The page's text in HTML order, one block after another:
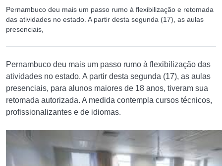
Pernambuco deu mais um passo rumo à flexibilização e retomada
das atividades no estado. A partir desta segunda (17), as aulas
presenciais,
Pernambuco deu mais um passo rumo à flexibilização das
atividades no estado. A partir desta segunda (17), as aulas
presenciais, para alunos maiores de 18 anos, tiveram sua
retomada autorizada. A medida contempla cursos técnicos,
profissionalizantes e de idiomas.